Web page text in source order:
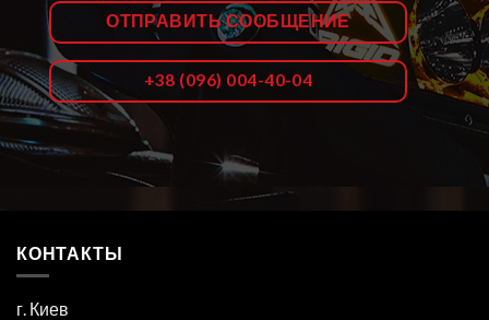
ОТПРАВИТЬ СООБЩЕНИЕ
+38 (096) 004-40-04
КОНТАКТЫ
г. Киев